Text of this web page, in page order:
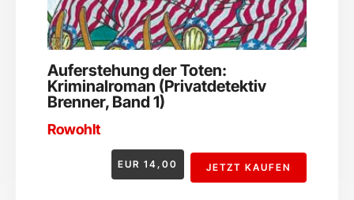
Auferstehung der Toten:
Kriminalroman (Privatdetektiv
Brenner, Band 1)
Rowohlt
EUR 14,00 JETZT KAUFEN